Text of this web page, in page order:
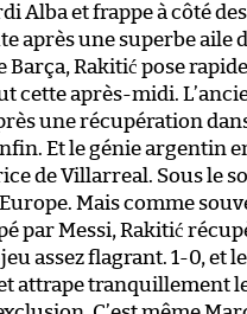
Alba et frappe à côté
après une superbe aile
Barça, Rakitić pose
cette après-midi.
une récupération
Et le génie argentin
de Villarreal. Sous le
Mais comme
par Messi, Rakitić
assez flagrant. 1-0, et
attrape tranquillement